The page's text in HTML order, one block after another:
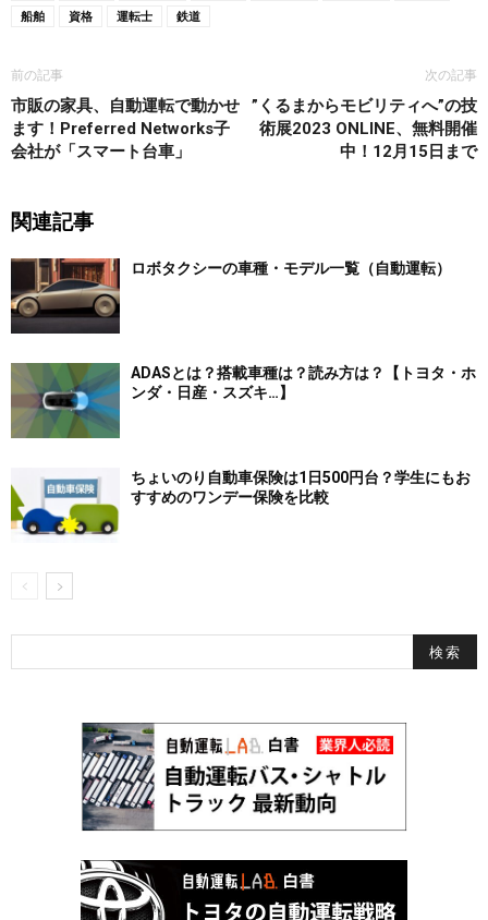
船舶
資格 運転士 鉄道
前の記事
市販の家具、自動運転で動かせ
ます！Preferred Networks子
会社が「スマート台車」
次の記事
”くるまからモビリティへ”の技
術展2023 ONLINE、無料開催
中！12月15日まで
関連記事
ロボタクシーの車種・モデル一覧（自動運転）
ADASとは？搭載車種は？読み方は？【トヨタ・ホ
ンダ・日産・スズキ…】
ちょいのり自動車保険は1日500円台？学生にもお
すすめのワンデー保険を比較